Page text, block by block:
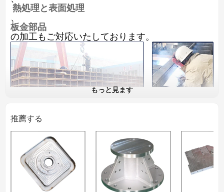
熱処理と表面処理
、
板金部品
の加工もご対応いたしております。
もっと見ます
推薦する